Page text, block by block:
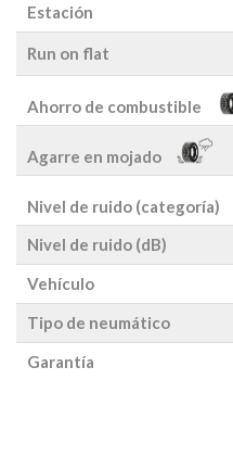
Estación
Run on flat
Ahorro de combustible
Agarre en mojado
Nivel de ruido (categoría)
Nivel de ruido (dB)
Vehículo
Tipo de neumático
Garantía